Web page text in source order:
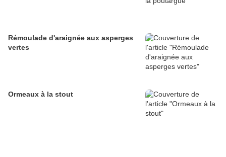
Rémoulade d'araignée aux asperges
vertes
Ormeaux à la stout